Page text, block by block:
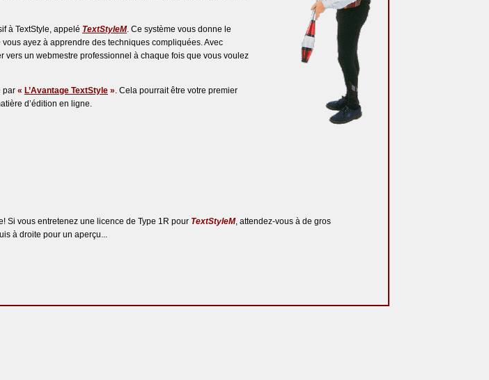
à TextStyle, appelé TextStyleM. Ce système vous donne le
ayez à apprendre des techniques compliquées. Avec
vers un webmestre professionnel à chaque fois que vous voulez
par « L’Avantage TextStyle». Cela pourrait être votre premier
d’édition en ligne.
Si vous entretenez une licence de Type 1R pour TextStyleM, attendez-vous à de gros
à droite pour un aperçu...